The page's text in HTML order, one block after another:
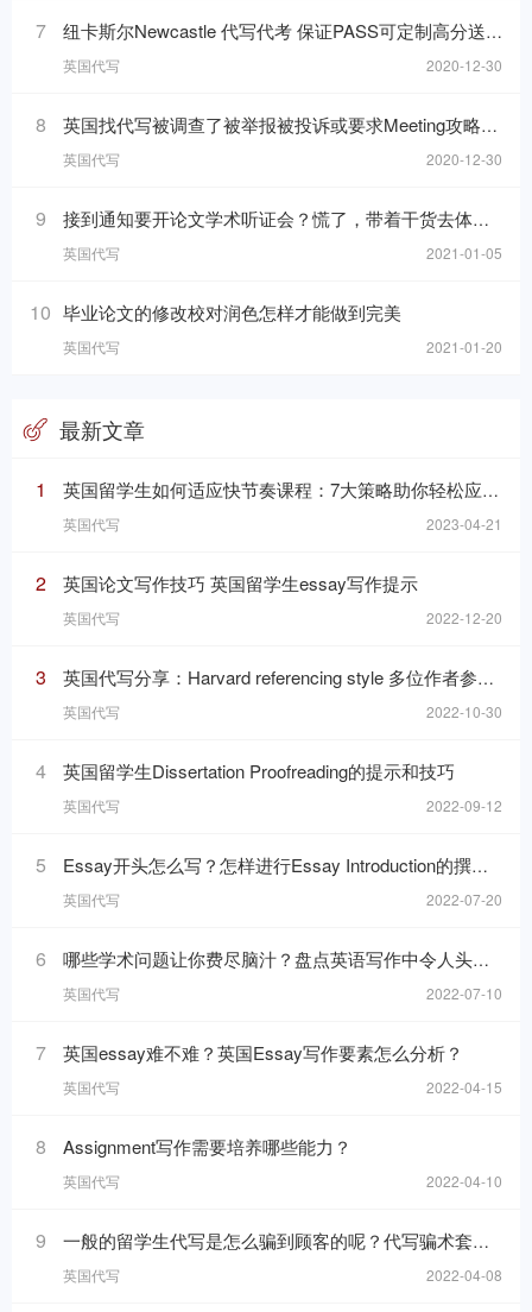
7 纽卡斯尔Newcastle 代写代考 保证PASS可定制高分送TurnitinUK检测报告
英国代写 2020-12-30
8 英国找代写被调查了被举报被投诉或要求Meeting攻略技巧
英国代写 2020-12-30
9 接到通知要开论文学术听证会？慌了，带着干货去体验听证会超爽
英国代写 2021-01-05
10 毕业论文的修改校对润色怎样才能做到完美
英国代写 2021-01-20
最新文章
1 英国留学生如何适应快节奏课程：7大策略助你轻松应对学习挑战
英国代写 2023-04-21
2 英国论文写作技巧 英国留学生essay写作提示
英国代写 2022-12-20
3 英国代写分享：Harvard referencing style 多位作者参考格式
英国代写 2022-10-30
4 英国留学生Dissertation Proofreading的提示和技巧
英国代写 2022-09-12
5 Essay开头怎么写？怎样进行Essay Introduction的撰写？
英国代写 2022-07-20
6 哪些学术问题让你费尽脑汁？盘点英语写作中令人头疼的问题
英国代写 2022-07-10
7 英国essay难不难？英国Essay写作要素怎么分析？
英国代写 2022-04-15
8 Assignment写作需要培养哪些能力？
英国代写 2022-04-10
9 一般的留学生代写是怎么骗到顾客的呢？代写骗术套路解析
英国代写 2022-04-08